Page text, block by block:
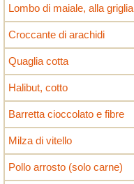
Lombo di maiale, alla griglia
Croccante di arachidi
Quaglia cotta
Halibut, cotto
Barretta cioccolato e fibre
Milza di vitello
Pollo arrosto (solo carne)